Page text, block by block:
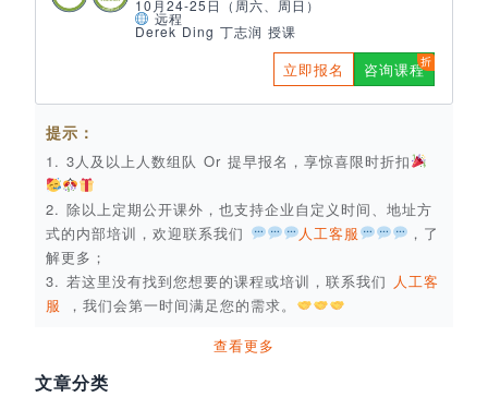
10月24-25日（周六、周日）
远程
Derek Ding 丁志润 授课
立即报名 咨询课程
提示：
1. 3人及以上人数组队 Or 提早报名，享惊喜限时折扣
2. 除以上定期公开课外，也支持企业自定义时间、地址方
式的内部培训，欢迎联系我们
人工客服
，了
解更多；
3. 若这里没有找到您想要的课程或培训，联系我们 人工客
服
，我们会第一时间满足您的需求。
查看更多
文章分类